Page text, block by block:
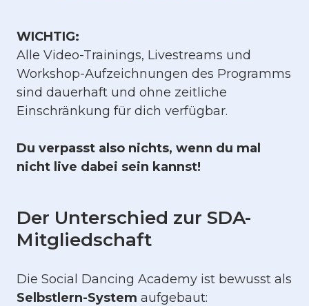
WICHTIG:
Alle Video-Trainings, Livestreams und
Workshop-Aufzeichnungen des Programms
sind dauerhaft und ohne zeitliche
Einschränkung für dich verfügbar.
Du verpasst also nichts, wenn du mal
nicht live dabei sein kannst!
Der Unterschied zur SDA-
Mitgliedschaft
Die Social Dancing Academy ist bewusst als
Selbstlern-System aufgebaut: